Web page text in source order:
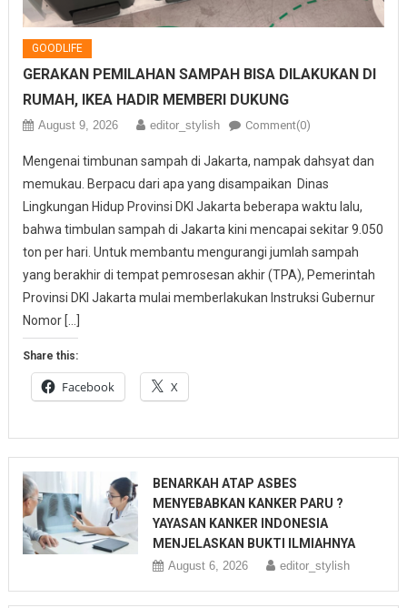
GOODLIFE
GERAKAN PEMILAHAN SAMPAH BISA DILAKUKAN DI
RUMAH, IKEA HADIR MEMBERI DUKUNG
August 9, 2026 editor_stylish Comment(0)
Mengenai timbunan sampah di Jakarta, nampak dahsyat dan
memukau. Berpacu dari apa yang disampaikan Dinas
Lingkungan Hidup Provinsi DKI Jakarta beberapa waktu lalu,
bahwa timbulan sampah di Jakarta kini mencapai sekitar 9.050
ton per hari. Untuk membantu mengurangi jumlah sampah
yang berakhir di tempat pemrosesan akhir (TPA), Pemerintah
Provinsi DKI Jakarta mulai memberlakukan Instruksi Gubernur
Nomor […]
Share this:
Facebook X
BENARKAH ATAP ASBES
MENYEBABKAN KANKER PARU ?
YAYASAN KANKER INDONESIA
MENJELASKAN BUKTI ILMIAHNYA
August 6, 2026 editor_stylish